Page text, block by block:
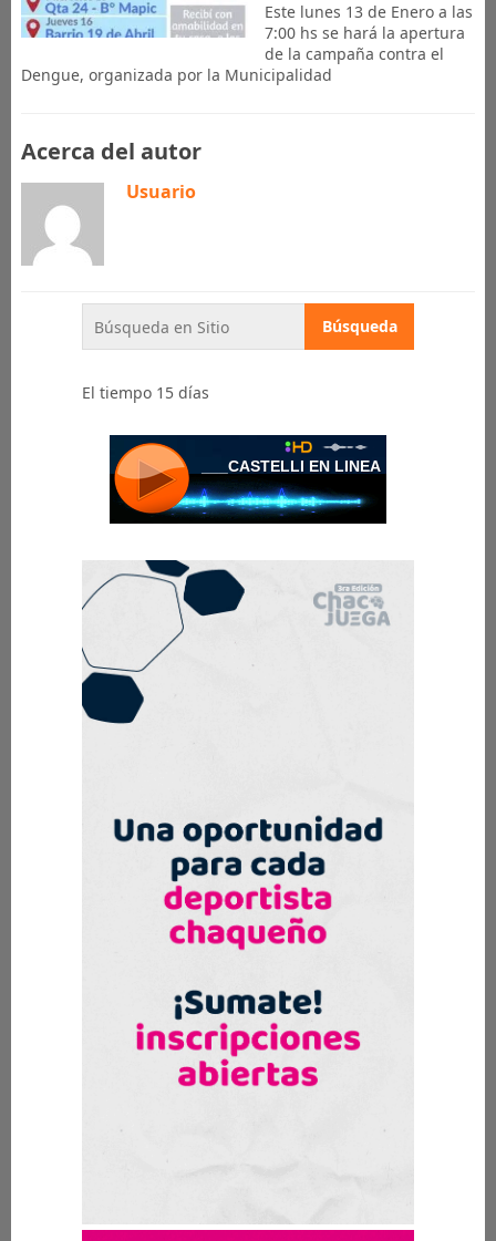
Este lunes 13 de Enero a las
7:00 hs se hará la apertura
de la campaña contra el
Dengue, organizada por la Municipalidad
Acerca del autor
Usuario
El tiempo 15 días